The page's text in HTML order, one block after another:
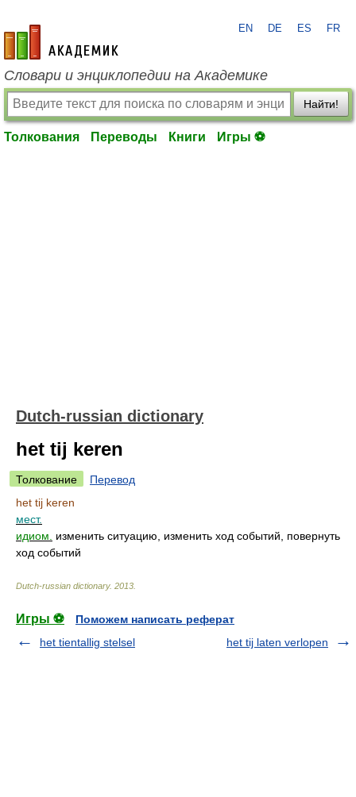
academic.ru
EN DE ES FR
Словари и энциклопедии на Академике
Найти!
Толкования Переводы Книги Игры ⚽
Dutch-russian dictionary
het tij keren
Толкование
Перевод
het tij keren
мест.
идиом.
изменить ситуацию, изменить ход событий, повернуть
ход событий
Dutch-russian dictionary. 2013
Игры ⚽
Поможем написать реферат
het tientallig stelsel
het tij laten verlopen